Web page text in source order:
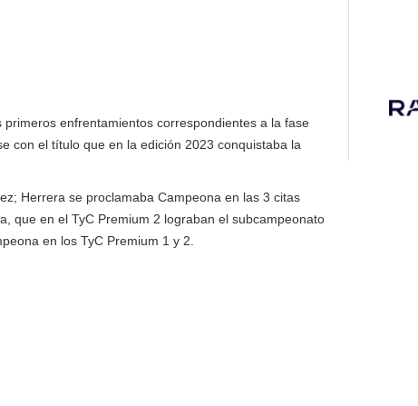
enfrentamientos correspondientes a la fase
con el título que en la edición 2023 conquistaba la
Herrera se proclamaba Campeona en las 3 citas
que en el TyC Premium 2 lograban el subcampeonato
en los TyC Premium 1 y 2.